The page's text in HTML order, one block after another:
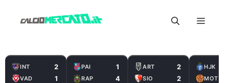
Menu
INT 2
VAD 1
PAI 1
RAP 4
ART 2
SIO 2
HJK
MOT